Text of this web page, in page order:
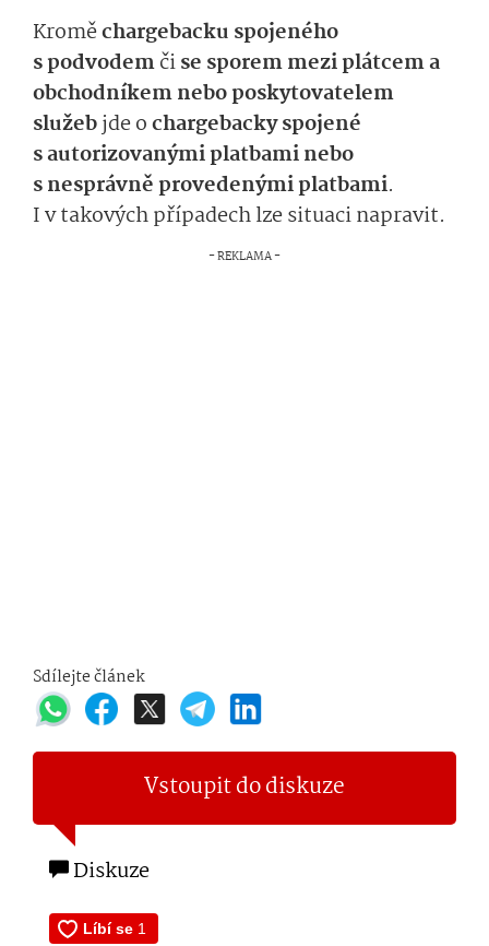
Kroměchargebacku spojeného
s podvodemčise sporem mezi plátcem a
obchodníkem nebo poskytovatelem
služebjde ochargebacky spojené
s autorizovanými platbami nebo
s nesprávně provedenými platbami.
I v takových případech lze situaci napravit.
Sdílejte článek
Vstoupit do diskuze
Diskuze